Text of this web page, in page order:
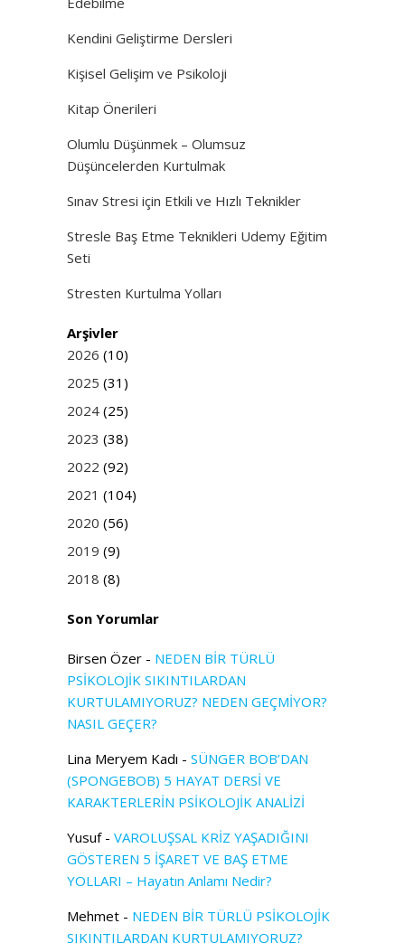
Kendini Geliştirme Dersleri
Kişisel Gelişim ve Psikoloji
Kitap Önerileri
Olumlu Düşünmek – Olumsuz
Düşüncelerden Kurtulmak
Sınav Stresi için Etkili ve Hızlı Teknikler
Stresle Baş Etme Teknikleri Udemy Eğitim
Seti
Stresten Kurtulma Yolları
Arşivler
2026 (10)
2025 (31)
2024 (25)
2023 (38)
2022 (92)
2021 (104)
2020 (56)
2019 (9)
2018 (8)
Son Yorumlar
Birsen Özer - NEDEN BİR TÜRLÜ
PSİKOLOJİK SIKINTILARDAN
KURTULAMIYORUZ? NEDEN GEÇMİYOR?
NASIL GEÇER?
Lina Meryem Kadı - SÜNGER BOB’DAN
(SPONGEBOB) 5 HAYAT DERSİ VE
KARAKTERLERİN PSİKOLOJİK ANALİZİ
Yusuf- VAROLUŞSAL KRİZ YAŞADIĞINI
GÖSTEREN 5 İŞARET VE BAŞ ETME
YOLLARI – Hayatın Anlamı Nedir?
Mehmet - NEDEN BİR TÜRLÜ PSİKOLOJİK
SIKINTILARDAN KURTULAMIYORUZ?